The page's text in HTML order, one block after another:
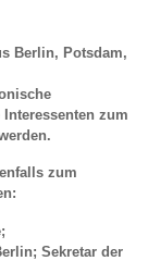
Berlin, Potsdam,
zum
zum
Sekretar der